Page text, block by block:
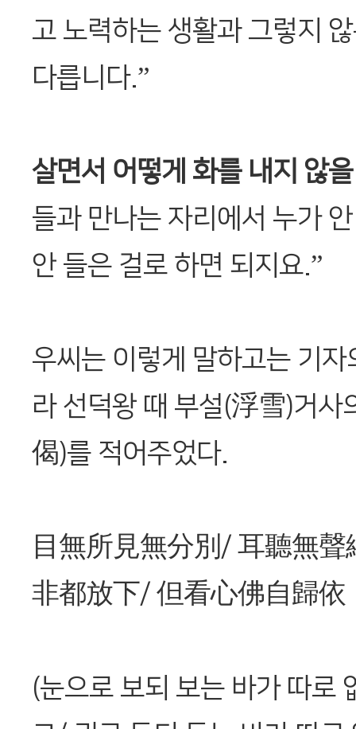
고 노력하는 생활과 그렇지
다릅니다.”
살면서 어떻게 화를 내지 않
들과 만나는 자리에서 누가
안 들은 걸로 하면 되지요.”
우씨는 이렇게 말하고는 기
라 선덕왕 때 부설(浮雪)거사
偈)를 적어주었다.
目無所見無分別/ 耳聽無
非都放下/ 但看心佛自歸依
(눈으로 보되 보는 바가 따로